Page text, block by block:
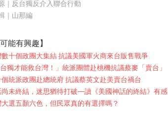
｜反台獨反介入聯合行動
｜山那編
可能有興趣】
數十個政團大集結 抗議美國軍火商來台販售戰爭
台獨才能救台灣！」統派團體赴桃機抗議蔡麥「賣台」
個統派政團赴總統府 抗議蔡英文赴美賣台禍台
尚未終結，迷思猶待打破──讀《美國神話的終結》有感
大選五顏六色，但民眾真的有選擇嗎？